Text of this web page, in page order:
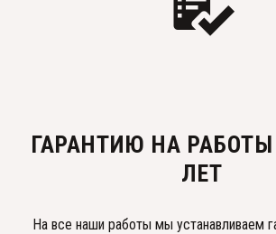
ГАРАНТИЮ НА
ЛЕТ
На все наши работы мы устанавливаем